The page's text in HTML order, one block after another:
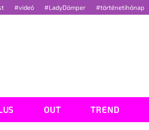
#videó #LadyDömper #történetihónap
OUT TREND